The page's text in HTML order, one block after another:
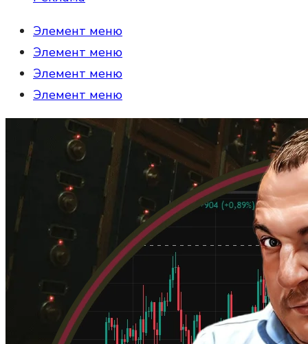
Элемент меню
Элемент меню
Элемент меню
Элемент меню